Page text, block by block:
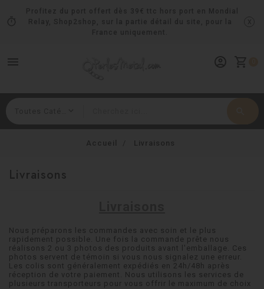
menu account_circle
Accueil Livraisons
Livraisons
Nous préparons les commandes avec soin et le plus
rapidement possible. Une fois la commande prête nous
réalisons 2 ou 3 photos des produits avant l'emballage. Ces
photos servent de témoin si vous nous signalez une erreur.
Les colis sont généralement expédiés en 24h/48h après
réception de votre paiement. Nous utilisons les services de
plusieurs transporteurs pour vous offrir le maximum de choix